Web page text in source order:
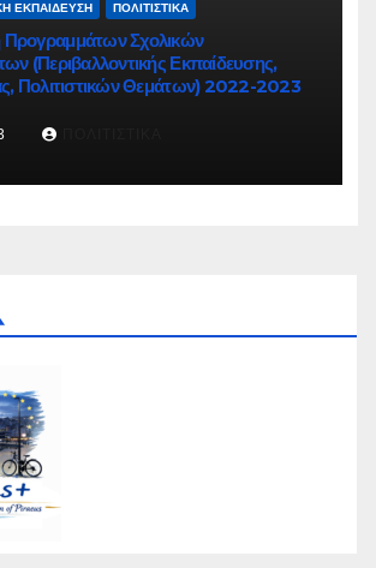
ΕΚΠΑΊΔΕΥΣΗ ΠΟΛΙΤΙΣΤΙΚΆ
Σχολικών
(Περιβαλλοντικής Εκπαίδευσης,
Πολιτιστικών Θεμάτων) 2022-2023